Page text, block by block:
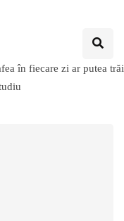
în fiecare zi ar putea trăi